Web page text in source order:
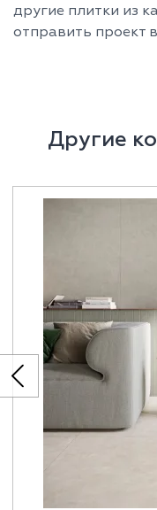
другие плитки из
отправить проект
Другие